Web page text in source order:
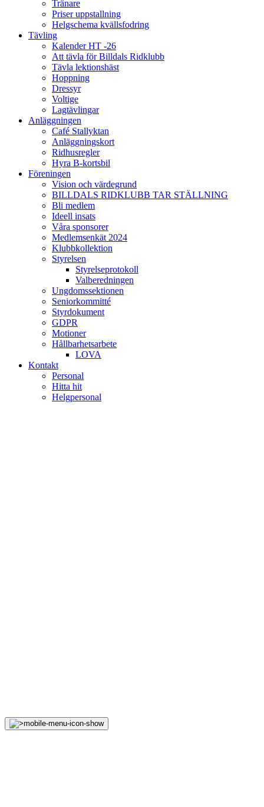
Tränare
Priser uppstallning
Helgschema kvällsfodring
Tävling
Kalender HT -26
Att tävla för Billdals Ridklubb
Tävla lektionshäst
Hoppning
Dressyr
Voltige
Lagtävlingar
Anläggningen
Café Stallyktan
Anläggningskort
Ridhusregler
Hyra B-kortsbil
Föreningen
Vision och värdegrund
BILLDALS RIDKLUBB TAR STÄLLNING
Bli medlem
Ideell insats
Våra sponsorer
Medlemsenkät 2024
Klubbkollektion
Styrelsen
Styrelseprotokoll
Valberedningen
Ungdomssektionen
Seniorkommitté
Styrdokument
GDPR
Motioner
Hållbarhetsarbete
LOVA
Kontakt
Personal
Hitta hit
Helgpersonal